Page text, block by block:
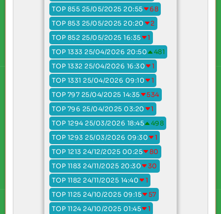
TOP 855 25/05/2025 20:55
68
TOP 853 25/05/2025 20:20
2
TOP 852 25/05/2025 16:35
1
TOP 1333 25/04/2026 20:50
481
TOP 1332 25/04/2026 16:30
1
TOP 1331 25/04/2026 09:10
1
TOP 797 25/04/2025 14:35
534
TOP 796 25/04/2025 03:20
1
TOP 1294 25/03/2026 18:45
498
TOP 1293 25/03/2026 09:30
1
TOP 1213 24/12/2025 00:25
80
TOP 1183 24/11/2025 20:30
30
TOP 1182 24/11/2025 14:40
1
TOP 1125 24/10/2025 09:15
57
TOP 1124 24/10/2025 01:45
1